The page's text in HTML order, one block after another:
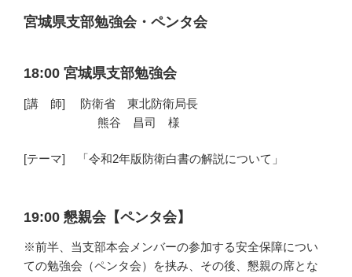
宮城県支部勉強会・ペンタ会
18:00 宮城県支部勉強会
[講 師] 防衛省 東北防衛局長
熊谷 昌司 様
[テーマ] 「令和2年版防衛白書の解説について」
19:00 懇親会【ペンタ会】
※前半、当支部本会メンバーの参加する安全保障につい
ての勉強会（ペンタ会）を挟み、その後、懇親の席とな